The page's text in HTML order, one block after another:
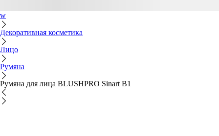
w
Декоративная косметика
Лицо
Румяна
Румяна для лица BLUSHPRO Sinart B1